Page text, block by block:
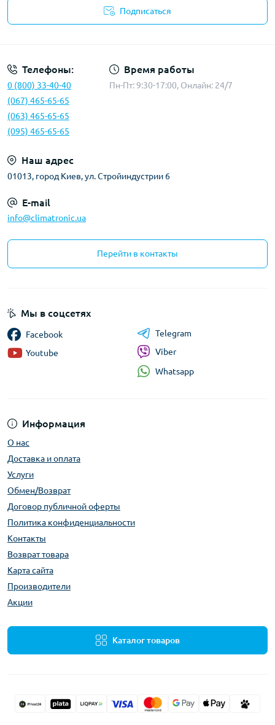
Подписаться
Телефоны:
0 (800) 33-40-40
(067) 465-65-65
(063) 465-65-65
(095) 465-65-65
Время работы
Пн-Пт: 9:30-17:00, Онлайн: 24/7
Наш адрес
01013, город Киев, ул. Стройиндустрии 6
E-mail
info@climatronic.ua
Перейти в контакты
Информация
О нас
Доставка и оплата
Услуги
Обмен/Возврат
Договор публичной оферты
Политика конфиденциальности
Контакты
Возврат товара
Карта сайта
Производители
Акции
Каталог товаров
Мы в соцсетях
Facebook
Youtube
Telegram
Viber
Whatsapp